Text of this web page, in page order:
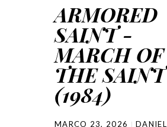
ARMORED
SAINT -
MARCH OF
THE SAINT
(1984)
MARÇO 23, 2026
DANIEL